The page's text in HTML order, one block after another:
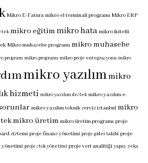
Mikro E-Fatura mikro el terminali programı Mikro ERP
mikro eğitimmikro hata mikro ikitelli
Mikro muhasebe programı mikro muhasebe
program mikro programı mikro proje entegrasyonu mikro
mikro yazılımmikro
hizmeti mikro yazılım destek mikro yazılım e-
mikro yazılım teknik servis istanbul mikro
mikro üretim mikro üretim programı proje
sistemi proje finans yönetimi proje gider takibi proje
yönetimi proje stok yönetimi proje veri analitiği yapay zeka